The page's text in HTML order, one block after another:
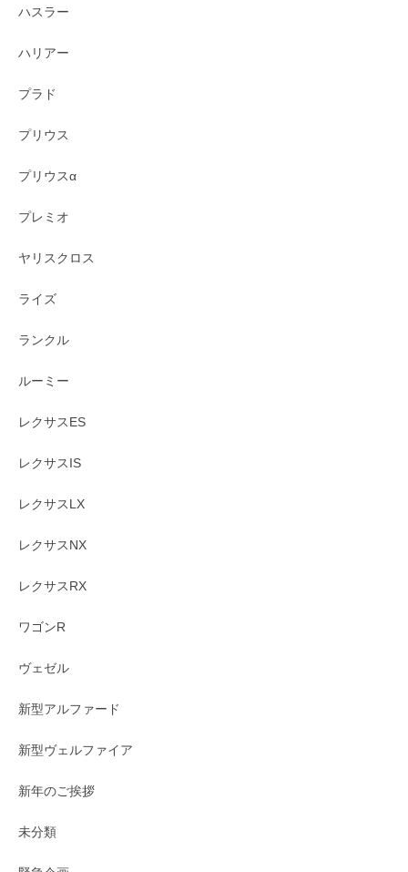
ハスラー
ハリアー
プラド
プリウス
プリウスα
プレミオ
ヤリスクロス
ライズ
ランクル
ルーミー
レクサスES
レクサスIS
レクサスLX
レクサスNX
レクサスRX
ワゴンR
ヴェゼル
新型アルファード
新型ヴェルファイア
新年のご挨拶
未分類